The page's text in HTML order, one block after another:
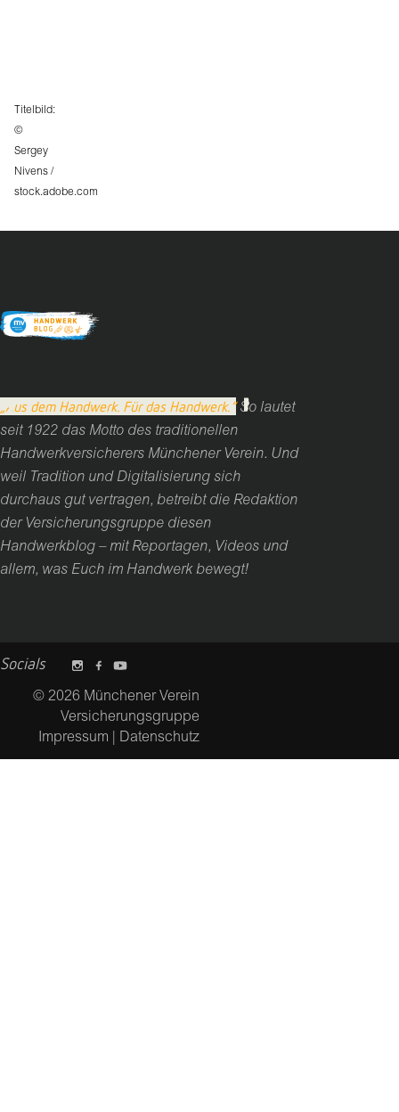
Titelbild:
©
Sergey
Nivens /
stock.adobe.com
„Aus dem Handwerk. Für das Handwerk.“So lautet
seit 1922 das Motto des traditionellen
Handwerkversicherers Münchener Verein. Und
weil Tradition und Digitalisierung sich
durchaus gut vertragen, betreibt die Redaktion
der Versicherungsgruppe diesen
Handwerkblog – mit Reportagen, Videos und
allem, was Euch im Handwerk bewegt!
Socials
© 2026 Münchener Verein
Versicherungsgruppe
Impressum
Datenschutz